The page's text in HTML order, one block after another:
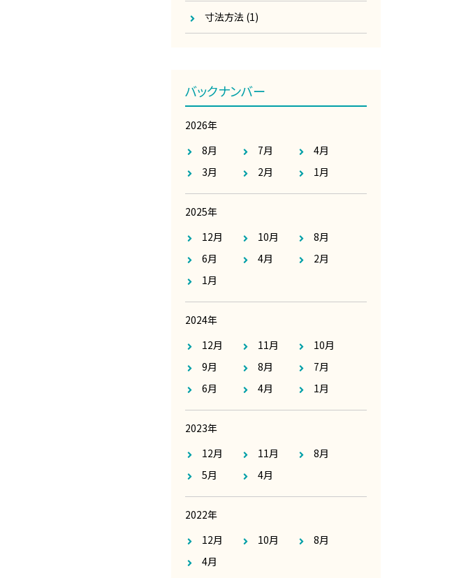
寸法方法 (1)
バックナンバー
2026年
8月
7月
4月
3月
2月 1月
2025年
12月
10月
8月
6月
4月
2月
1月
2024年
12月
11月
10月
9月
8月
7月
6月
4月 1月
2023年
12月
11月
8月
5月
4月
2022年
12月
10月
8月
4月